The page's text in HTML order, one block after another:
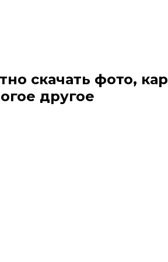
скачать фото,
другое